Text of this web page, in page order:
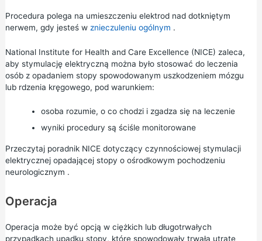
Procedura polega na umieszczeniu elektrod nad dotkniętym
nerwem, gdy jesteś w znieczuleniu ogólnym .
National Institute for Health and Care Excellence (NICE) zaleca,
aby stymulację elektryczną można było stosować do leczenia
osób z opadaniem stopy spowodowanym uszkodzeniem mózgu
lub rdzenia kręgowego, pod warunkiem:
osoba rozumie, o co chodzi i zgadza się na leczenie
wyniki procedury są ściśle monitorowane
Przeczytaj poradnik NICE dotyczący czynnościowej stymulacji
elektrycznej opadającej stopy o ośrodkowym pochodzeniu
neurologicznym .
Operacja
Operacja może być opcją w ciężkich lub długotrwałych
przypadkach upadku stopy, które spowodowały trwałą utratę